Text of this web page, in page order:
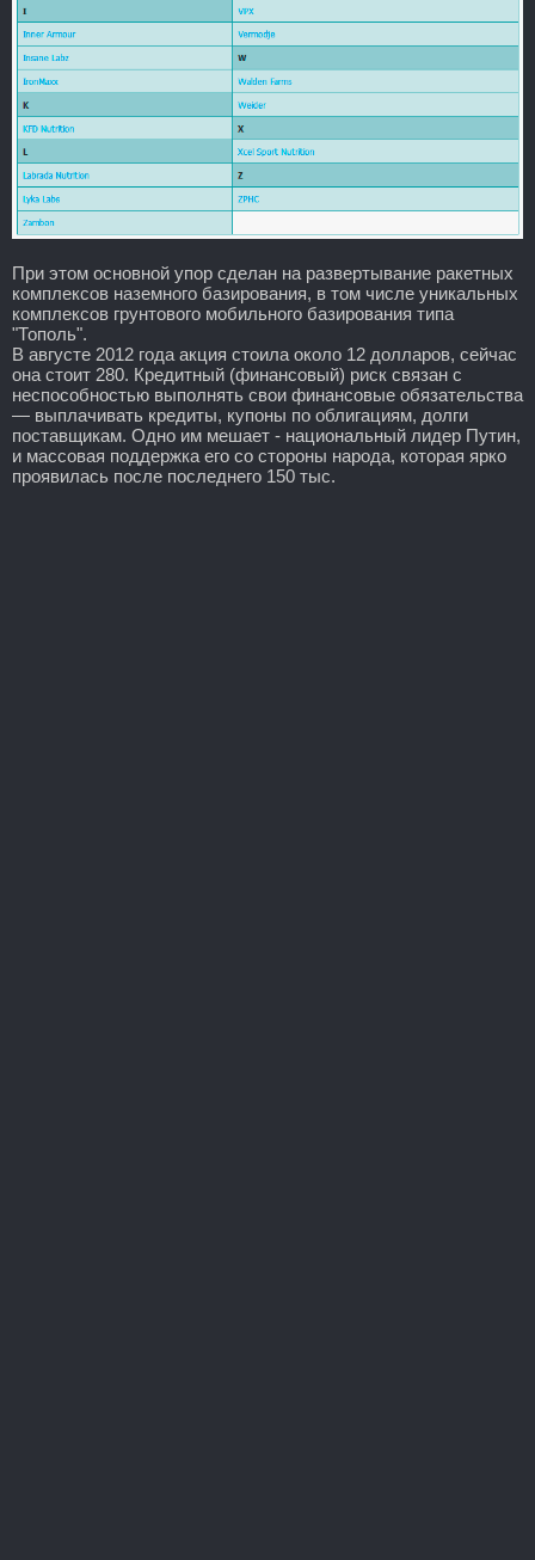
При этом основной упор сделан на развертывание ракетных
комплексов наземного базирования, в том числе уникальных
комплексов грунтового мобильного базирования типа
"Тополь".
В августе 2012 года акция стоила около 12 долларов, сейчас
она стоит 280. Кредитный (финансовый) риск связан с
неспособностью выполнять свои финансовые обязательства
— выплачивать кредиты, купоны по облигациям, долги
поставщикам. Одно им мешает - национальный лидер Путин,
и массовая поддержка его со стороны народа, которая ярко
проявилась после последнего 150 тыс.